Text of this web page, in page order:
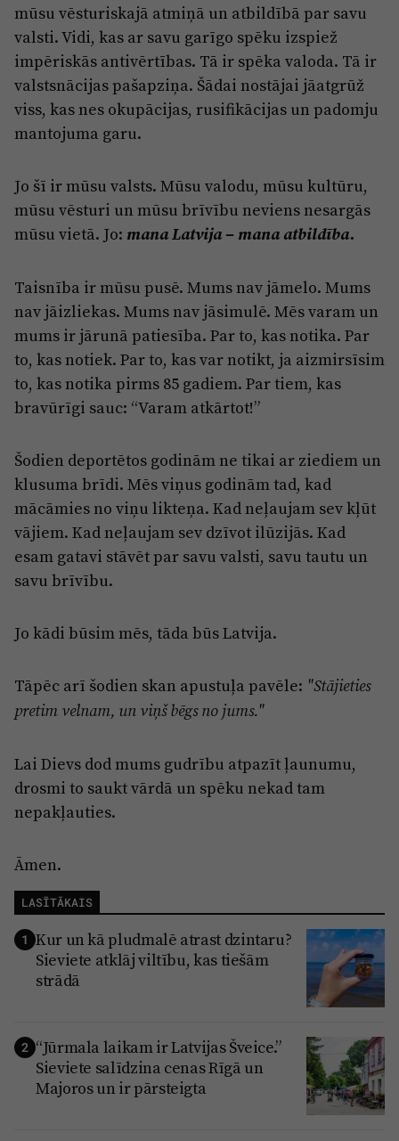
mūsu vēsturiskajā atmiņā un atbildībā par savu
valsti. Vidi, kas ar savu garīgo spēku izspiež
impēriskās antivērtības. Tā ir spēka valoda. Tā ir
valstsnācijas pašapziņa. Šādai nostājai jāatgrūž
viss, kas nes okupācijas, rusifikācijas un padomju
mantojuma garu.
Jo šī ir mūsu valsts. Mūsu valodu, mūsu kultūru,
mūsu vēsturi un mūsu brīvību neviens nesargās
mūsu vietā. Jo: mana Latvija – mana atbildība.
Taisnība ir mūsu pusē. Mums nav jāmelo. Mums
nav jāizliekas. Mums nav jāsimulē. Mēs varam un
mums ir jārunā patiesība. Par to, kas notika. Par
to, kas notiek. Par to, kas var notikt, ja aizmirsīsim
to, kas notika pirms 85 gadiem. Par tiem, kas
bravūrīgi sauc: “Varam atkārtot!”
Šodien deportētos godinām ne tikai ar ziediem un
klusuma brīdi. Mēs viņus godinām tad, kad
mācāmies no viņu likteņa. Kad neļaujam sev kļūt
vājiem. Kad neļaujam sev dzīvot ilūzijās. Kad
esam gatavi stāvēt par savu valsti, savu tautu un
savu brīvību.
Jo kādi būsim mēs, tāda būs Latvija.
Tāpēc arī šodien skan apustuļa pavēle: "Stājieties
pretim velnam, un viņš bēgs no jums."
Lai Dievs dod mums gudrību atpazīt ļaunumu,
drosmi to saukt vārdā un spēku nekad tam
nepakļauties.
Āmen.
LASĪTĀKAIS
1 Kur un kā pludmalē atrast dzintaru?
Sieviete atklāj viltību, kas tiešām
strādā
2 “Jūrmala laikam ir Latvijas Šveice.”
Sieviete salīdzina cenas Rīgā un
Majoros un ir pārsteigta